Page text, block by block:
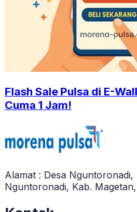
Flash Sale Pulsa di E-
Cuma 1 Jam!
Alamat : Desa Nguntoronadi,
Nguntoronadi, Kab.